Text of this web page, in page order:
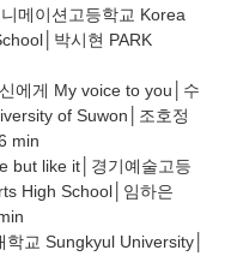
메이션고등학교 Korea
박시현 PARK
에게 My voice to you│수
of Suwon│조호정
min
but like it│경기예술고등
High School│임하은
교 Sungkyul University│